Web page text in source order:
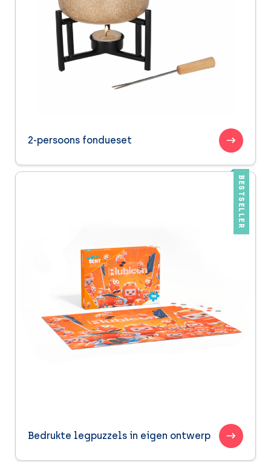
2-persoons fondueset
BESTSELLER
Bedrukte legpuzzels in eigen ontwerp